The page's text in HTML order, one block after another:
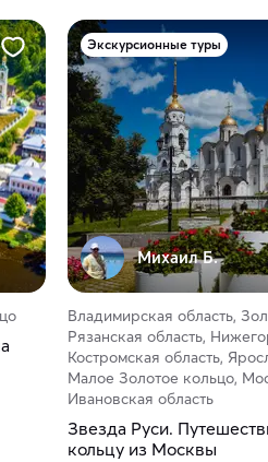
Экскурсионные туры
Михаил Б.
Владимирская область,
Рязанская область,
Костромская область,
Малое Золотое кольцо,
Ивановская область
Звезда Руси.
кольцу из Москвы